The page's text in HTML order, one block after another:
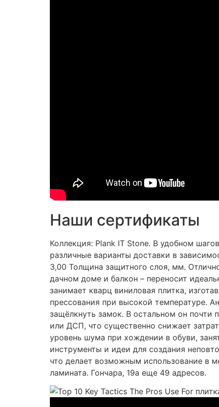
Наши сертификаты
Коллекция: Plank IT Stone. В удобном
различные варианты доставки в
3,00 Толщина защитного слоя, мм.
дачном доме и балкон – переносит
занимает кварц виниловая плитка,
прессования при высокой температуре.
защёлкнуть замок. В остальном он
или ДСП, что существенно снижает
уровень шума при хождении в обуви,
инструменты и идеи для создания
что делает возможным использование в
ламината. Гончара, 19а еще 49 адресов.